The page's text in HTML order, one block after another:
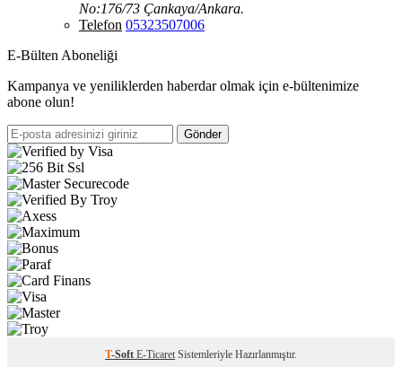
No:176/73 Çankaya/Ankara.
Telefon 05323507006
E-Bülten Aboneliği
Kampanya ve yeniliklerden haberdar olmak için e-bültenimize
abone olun!
Gönder
T-Soft E-Ticaret Sistemleriyle Hazırlanmıştır.